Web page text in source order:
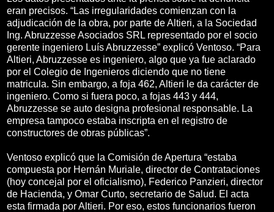
eran precisos. “Las irregularidades comienzan con la
adjudicación de la obra, por parte de Altieri, a la Sociedad
Ing. Abruzzesse Asociados SRL representado por el socio
gerente ingeniero Luís Abruzzesse” explicó Ventoso. “Para
Altieri, Abruzzesse es ingeniero, algo que ya fue aclarado
por el Colegio de Ingenieros diciendo que no tiene
matricula. Sin embargo, a foja 462, Altieri le da carácter de
ingeniero. Como si fuera poco, a fojas 443 y 444,
Abruzzesse se auto designa profesional responsable. La
empresa tampoco estaba inscripta en el registro de
constructores de obras públicas”.
Ventoso explicó que la Comisión de Apertura “estaba
compuesta por Hernán Muriale, director de Contrataciones
(hoy concejal por el oficialismo), Federico Panzieri, director
de Hacienda, y Omar Curto, secretario de Salud. El acta
esta firmada por Altieri. Por eso, estos funcionarios fueron